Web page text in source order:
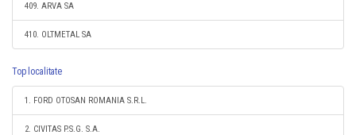
409. ARVA SA
410. OLTMETAL SA
Top localitate
1. FORD OTOSAN ROMANIA S.R.L.
2. CIVITAS P.S.G. S.A.